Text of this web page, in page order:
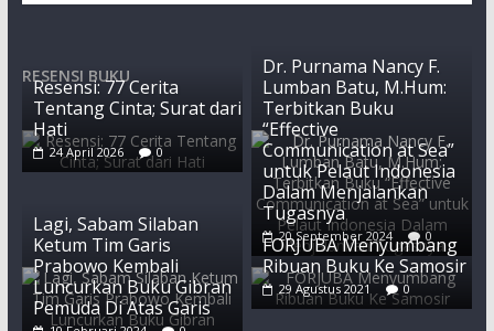
RESENSI BUKU
Resensi: 77 Cerita
Tentang Cinta; Surat dari
Hati
24 April 2026 0
Dr. Purnama Nancy F.
Lumban Batu, M.Hum:
Terbitkan Buku
“Effective
Communication at Sea”
untuk Pelaut Indonesia
Dalam Menjalankan
Tugasnya
20 September 2024 0
Lagi, Sabam Silaban
Ketum Tim Garis
Prabowo Kembali
Luncurkan Buku Gibran
Pemuda Di Atas Garis
FORJUBA Menyumbang
Ribuan Buku Ke Samosir
29 Agustus 2021 0